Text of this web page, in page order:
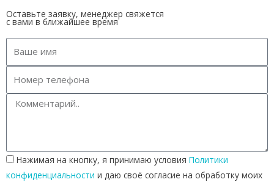
Оставьте заявку, менеджер свяжется
с вами в ближайшее время
Нажимая на кнопку, я принимаю условия Политики
конфиденциальности и даю своё согласие на обработку моих